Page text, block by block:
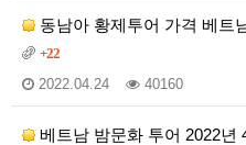
동남아 황제투어 가격 베트
+22
2022.04.24 40160
베트남 밤문화 투어 2022